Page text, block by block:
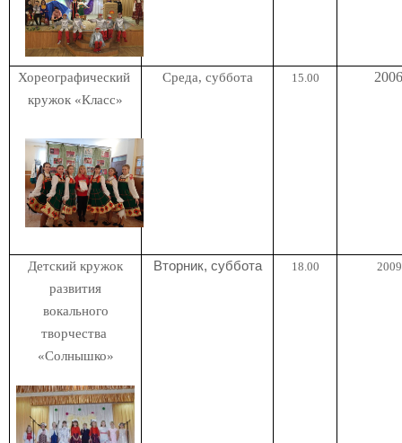
Хореографический
кружок «Класс»
Среда, суббота 15.00
Детский кружок
развития
вокального
творчества
«Солнышко»
Вторник, суббота 18.00 2009